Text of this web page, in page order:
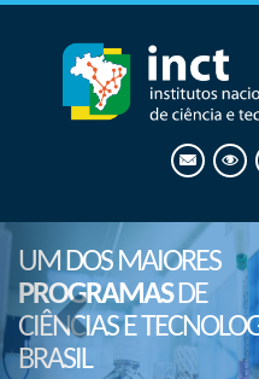
UM DOS MAIORES
PROGRAMASDE
CIÊNCIAS E
BRASIL